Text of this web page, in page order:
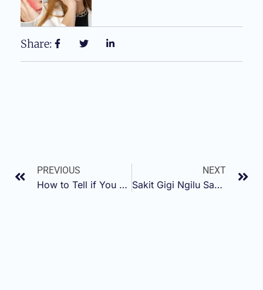
Share:
PREVIOUS
How to Tell if You Have a Cavity with Braces
NEXT
Sakit Gigi Ngilu Sampai Kepala? Inilah Cara Hilangkannya